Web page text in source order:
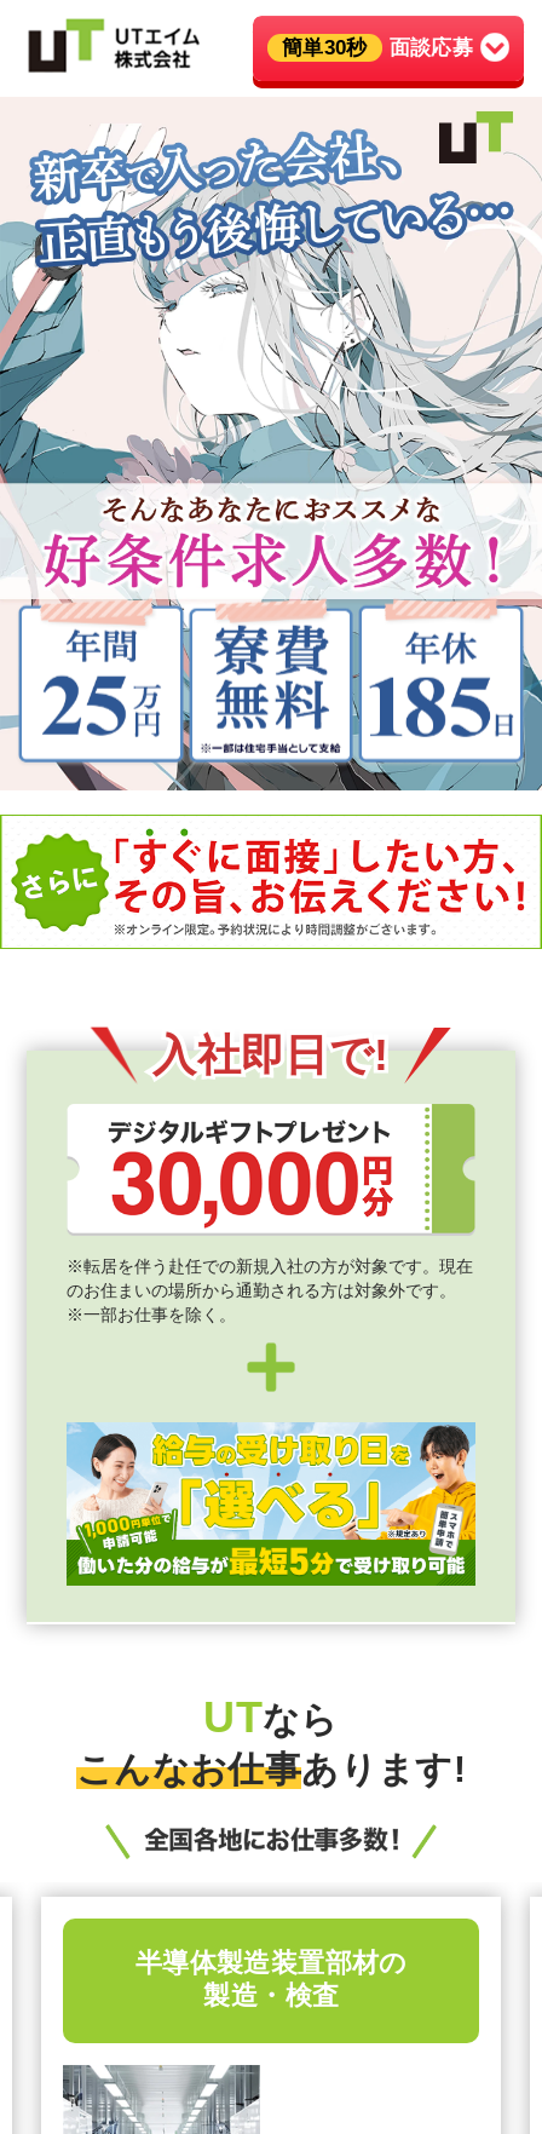
簡単30秒 面談応募
入社即日で!
※転居を伴う赴任での新規入社の方が対象です。現在
のお住まいの場所から通勤される方は対象外です。
※一部お仕事を除く。
UTなら
こんなお仕事あります!
半導体製造装置部材の
製造・検査